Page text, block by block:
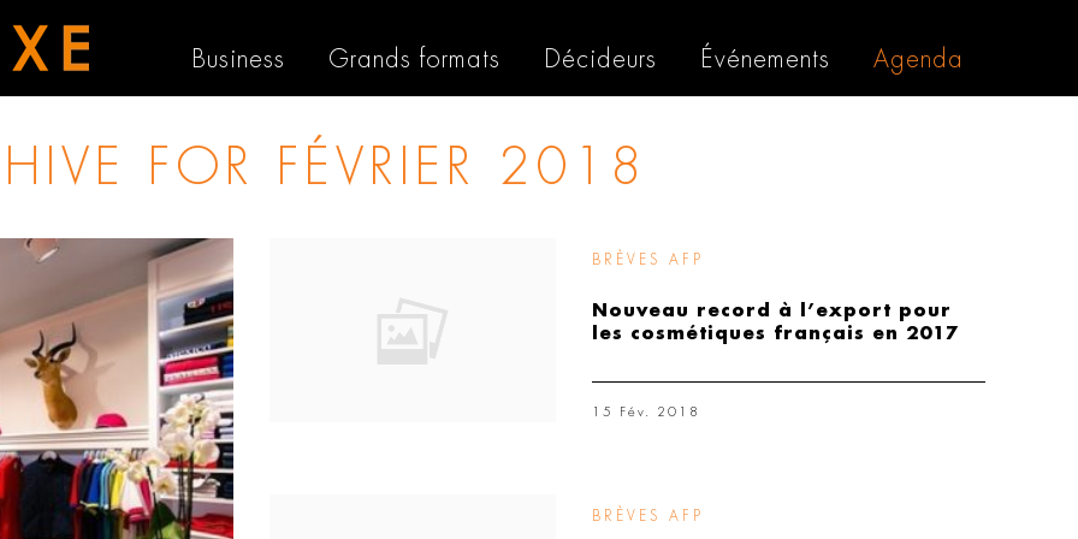
Business Grands formats Décideurs Événements Agenda
FOR FÉVRIER 2018
BRÈVES AFP
Nouveau record à l’export pour
les cosmétiques français en 2017
15 Fév. 2018
BRÈVES AFP